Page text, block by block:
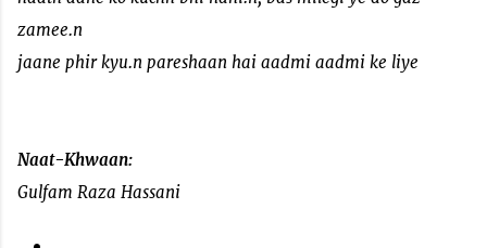
zamee.n
jaane phir kyu.n pareshaan hai aadmi aadmi ke liye
Naat-Khwaan:
Gulfam Raza Hassani